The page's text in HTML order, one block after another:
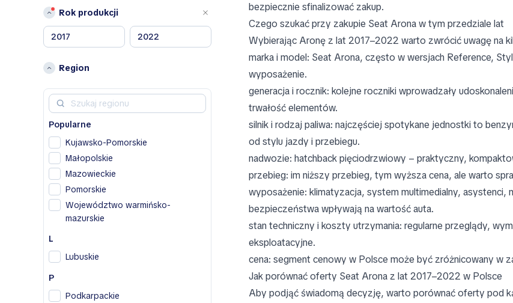
C
Chevrolet
Chrysler
Citroen
Dacia
Fiat
H
Honda
Rok produkcji
Region
Popularne
Kujawsko-Pomorskie
Małopolskie
Mazowieckie
Pomorskie
Województwo warmińsko-
mazurskie
L
Lubuskie
P
Podkarpackie
bezpiecznie sfinalizować zakup.
Czego szukać przy zakupie Seat Arona w tym przedziale lat
Wybierając Aronę z lat 2017–2022 warto zwrócić uwagę na
marka i model: Seat Arona, często w wersjach Reference,
wyposażenie.
generacja i rocznik: kolejne roczniki wprowadzały
trwałość elementów.
silnik i rodzaj paliwa: najczęściej spotykane jednostki to
od stylu jazdy i przebiegu.
nadwozie: hatchback pięciodrzwiowy – praktyczny,
przebieg: im niższy przebieg, tym wyższa cena, ale warto
wyposażenie: klimatyzacja, system multimedialny,
bezpieczeństwa wpływają na wartość auta.
stan techniczny i koszty utrzymania: regularne przeglądy,
eksploatacyjne.
cena: segment cenowy w Polsce może być zróżnicowany w
Jak porównać oferty Seat Arona z lat 2017–2022 w Polsce
Aby podjąć świadomą decyzję, warto porównać oferty pod